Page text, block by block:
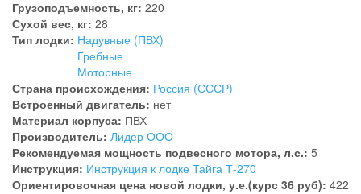
Грузоподъемность, кг: 220
Сухой вес, кг: 28
Тип лодки: Надувные (ПВХ)
Гребные
Моторные
Страна происхождения: Россия (СССР)
Встроенный двигатель: нет
Материал корпуса: ПВХ
Производитель: Лидер ООО
Рекомендуемая мощность подвесного мотора, л.с.: 5
Инструкция: Инструкция к лодке Тайга Т-270
Ориентировочная цена новой лодки, у.е.(курс 36 руб): 422